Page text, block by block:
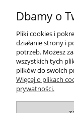
Dbamy o
Pliki cookies i
działanie strony i
potrzeb. Możesz
wszystkich tych
plików do swoich
Więcej o plikach
prywatności.